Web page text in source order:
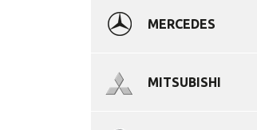
MERCEDES
MITSUBISHI